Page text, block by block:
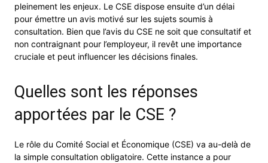
pleinement les enjeux. Le CSE dispose ensuite d’un délai
pour émettre un avis motivé sur les sujets soumis à
consultation. Bien que l’avis du CSE ne soit que consultatif et
non contraignant pour l’employeur, il revêt une importance
cruciale et peut influencer les décisions finales.
Quelles sont les réponses
apportées par le CSE ?
Le rôle du Comité Social et Économique (CSE) va au-delà de
la simple consultation obligatoire. Cette instance a pour